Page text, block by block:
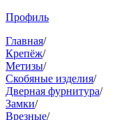
Профиль
Главная/
Крепёж/
Метизы/
Скобяные изделия/
Дверная фурнитура/
Замки/
Врезные/